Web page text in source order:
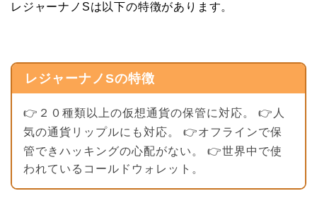
レジャーナノSは以下の特徴があります。
レジャーナノSの特徴
👉２０種類以上の仮想通貨の保管に対応。 👉人
気の通貨リップルにも対応。 👉オフラインで保
管できハッキングの心配がない。 👉世界中で使
われているコールドウォレット。